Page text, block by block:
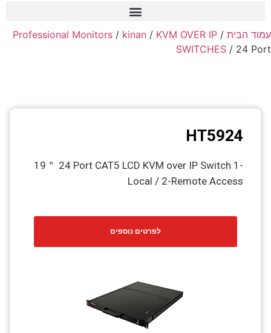
Frame Grabber
PTZ Confrence Camera
C-Mount Lenss
Professional Video Equipment
Visualizer
AV over IP
Photo Printers
עמוד הבית /
Professional Monitors / kinan / KVM OVER IP
SWITCHES / 24 Port
HT5924
19＂ 24 Port CAT5 LCD KVM over IP Switch 1-
Local / 2-Remote Access
לפרטים נוספים